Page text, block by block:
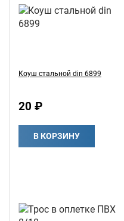
Коуш стальной din 6899
20 ₽
В КОРЗИНУ